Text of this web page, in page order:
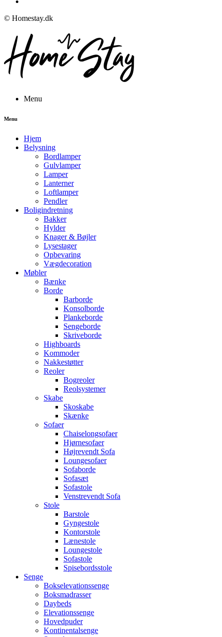
© Homestay.dk
Menu
Menu
Hjem
Belysning
Bordlamper
Gulvlamper
Lamper
Lanterner
Loftlamper
Pendler
Boligindretning
Bakker
Hylder
Knager & Bøjler
Lysestager
Opbevaring
Vægdecoration
Møbler
Bænke
Borde
Barborde
Konsolborde
Plankeborde
Sengeborde
Skriveborde
Highboards
Kommoder
Nakkestøtter
Reoler
Bogreoler
Reolsystemer
Skabe
Skoskabe
Skænke
Sofaer
Chaiselongsofaer
Hjørnesofaer
Højrevendt Sofa
Loungesofaer
Sofaborde
Sofasæt
Sofastole
Venstrevendt Sofa
Stole
Barstole
Gyngestole
Kontorstole
Lænestole
Loungestole
Sofastole
Spisebordsstole
Senge
Bokselevationssenge
Boksmadrasser
Daybeds
Elevationssenge
Hovedpuder
Kontinentalsenge